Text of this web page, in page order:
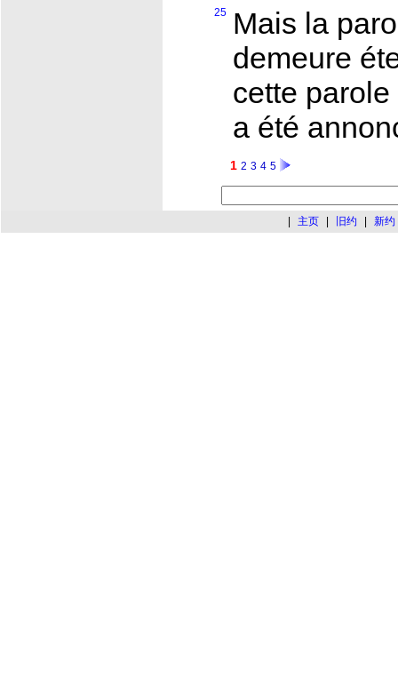
25
Mais la
demeure
cette
a été
1 2 3 4 5
| 主页 | 旧约 | 新约